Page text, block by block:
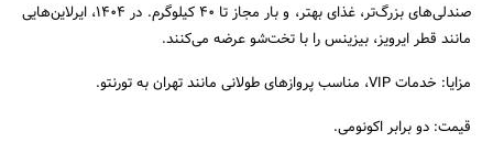
صندلی‌های بزرگ‌تر، غذای بهتر، و بار مجاز تا ۴۰ کیلوگرم. در ۱۴۰۴، ایرلاین‌هایی
مانند قطر ایرویز، بیزینس را با تخت‌شو عرضه می‌کنند.
مزایا: خدمات VIP، مناسب پروازهای طولانی مانند تهران به تورنتو.
قیمت: دو برابر اکونومی.